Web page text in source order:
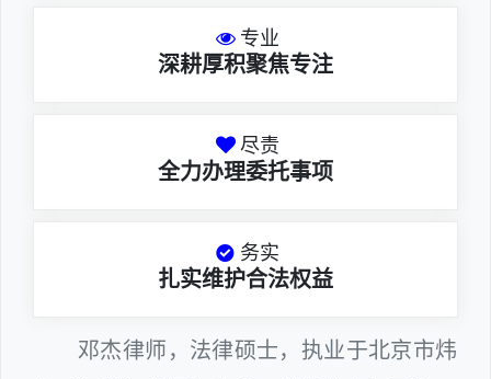
专业
深耕厚积聚焦专注
尽责
全力办理委托事项
务实
扎实维护合法权益
邓杰律师，法律硕士，执业于北京市炜